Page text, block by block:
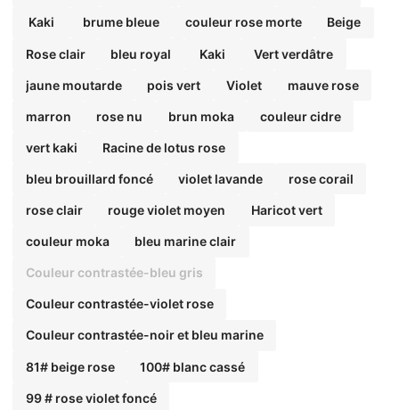
Kaki brume bleue couleur rose morte Beige
Rose clair bleu royal Kaki Vert verdâtre
jaune moutarde pois vert Violet mauve rose
marron rose nu brun moka couleur cidre
vert kaki Racine de lotus rose
bleu brouillard foncé violet lavande rose corail
rose clair rouge violet moyen Haricot vert
couleur moka bleu marine clair
Couleur contrastée-bleu gris
Couleur contrastée-violet rose
Couleur contrastée-noir et bleu marine
81# beige rose 100# blanc cassé
99 # rose violet foncé